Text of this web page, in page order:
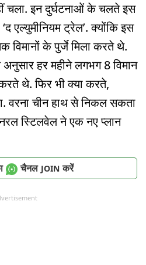
चला. इन दुर्घटनाओं के चलते इस
एल्युमीनियम ट्रेल’. क्योंकि इस
के पुर्जे मिला करते थे.
हर महीने लगभग 8 विमान
थे. फिर भी क्या करते,
वरना चीन हाथ से निकल सकता
स्टिलवेल ने एक नए प्लान
चैनल JOIN करें